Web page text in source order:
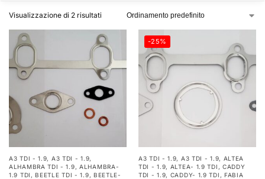
Visualizzazione di 2 risultati
A3 TDI - 1.9, A3 TDI - 1.9,
ALHAMBRA TDI - 1.9,ALHAMBRA-
1.9 TDI ,BEETLE TDI - 1.9, BEETLE-
-25%
A3 TDI - 1.9, A3 TDI - 1.9, ALTEA
TDI - 1.9, ALTEA- 1.9 TDI , CADDY
TDI - 1.9, CADDY- 1.9 TDI , FABIA